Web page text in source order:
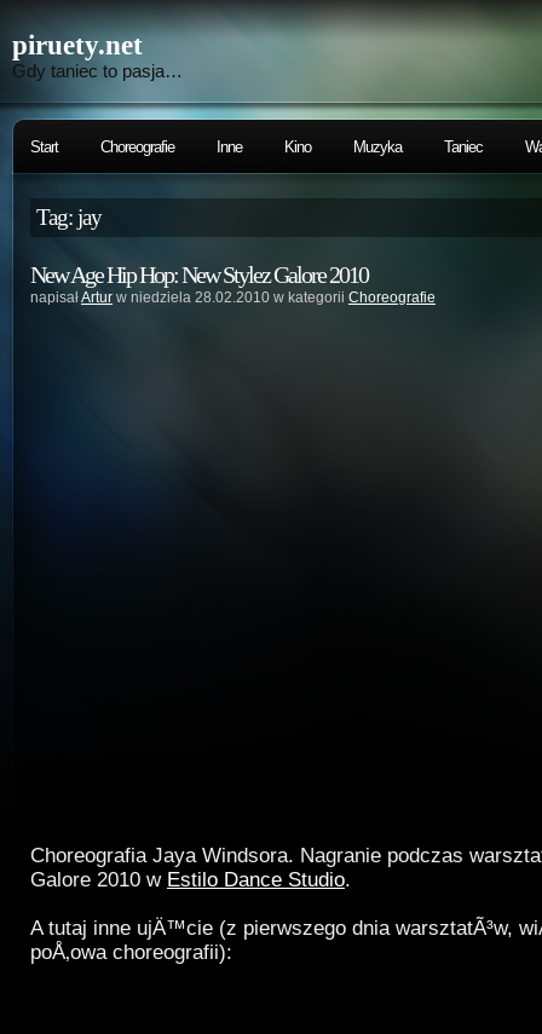
piruety.net
Gdy taniec to pasja…
Start Choreografie Inne Kino Muzyka Taniec
Tag: jay
New Age Hip Hop: New Stylez Galore 2010
napisałArtur w niedziela 28.02.2010 w kategorii Choreografie
Choreografia Jaya Windsora. Nagranie podczas
Galore 2010 w Estilo Dance Studio.
A tutaj inne ujÄ™cie (z pierwszego dnia warsztatÃ³w,
poÅ‚owa choreografii):